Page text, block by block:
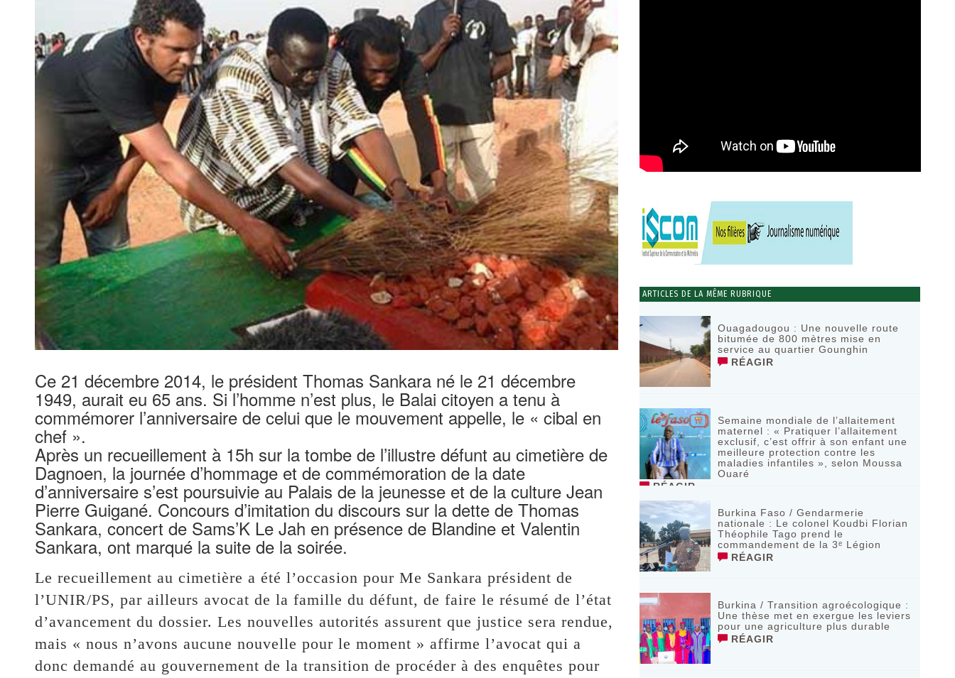
Ce 21 décembre 2014, le président Thomas Sankara né le 21 décembre
1949, aurait eu 65 ans. Si l’homme n’est plus, le Balai citoyen a tenu à
commémorer l’anniversaire de celui que le mouvement appelle, le « cibal en
chef ».
Après un recueillement à 15h sur la tombe de l’illustre défunt au cimetière de
Dagnoen, la journée d’hommage et de commémoration de la date
d’anniversaire s’est poursuivie au Palais de la jeunesse et de la culture Jean
Pierre Guigané. Concours d’imitation du discours sur la dette de Thomas
Sankara, concert de Sams’K Le Jah en présence de Blandine et Valentin
Sankara, ont marqué la suite de la soirée.
Le recueillement au cimetière a été l’occasion pour Me Sankara président de
l’UNIR/PS, par ailleurs avocat de la famille du défunt, de faire le résumé de l’état
d’avancement du dossier. Les nouvelles autorités assurent que justice sera rendue,
mais « nous n’avons aucune nouvelle pour le moment » affirme l’avocat qui a
donc demandé au gouvernement de la transition de procéder à des enquêtes pour
ARTICLES DE LA MÊME RUBRIQUE
Ouagadougou : Une nouvelle route
bitumée de 800 mètres mise en
service au quartier Gounghin
RÉAGIR
Semaine mondiale de l’allaitement
maternel : « Pratiquer l’allaitement
exclusif, c’est offrir à son enfant une
meilleure protection contre les
maladies infantiles », selon Moussa
Ouaré
RÉAGIR
Burkina Faso / Gendarmerie
nationale : Le colonel Koudbi Florian
Théophile Tago prend le
commandement de la 3ᵉ Légion
RÉAGIR
Burkina / Transition agroécologique :
Une thèse met en exergue les leviers
pour une agriculture plus durable
RÉAGIR